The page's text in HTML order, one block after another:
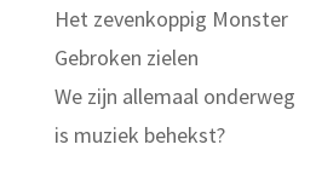
Het zevenkoppig Monster
Gebroken zielen
We zijn allemaal onderweg
is muziek behekst?